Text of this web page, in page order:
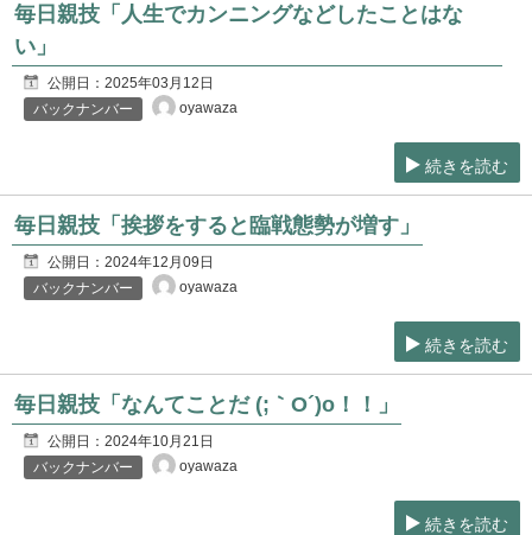
毎日親技「人生でカンニングなどしたことはな
い」
公開日： 2025年03月12日
バックナンバー
oyawaza
続きを読む
毎日親技「挨拶をすると臨戦態勢が増す」
公開日： 2024年12月09日
バックナンバー
oyawaza
続きを読む
毎日親技「なんてことだ (;｀O´)o！！」
公開日： 2024年10月21日
バックナンバー
oyawaza
続きを読む